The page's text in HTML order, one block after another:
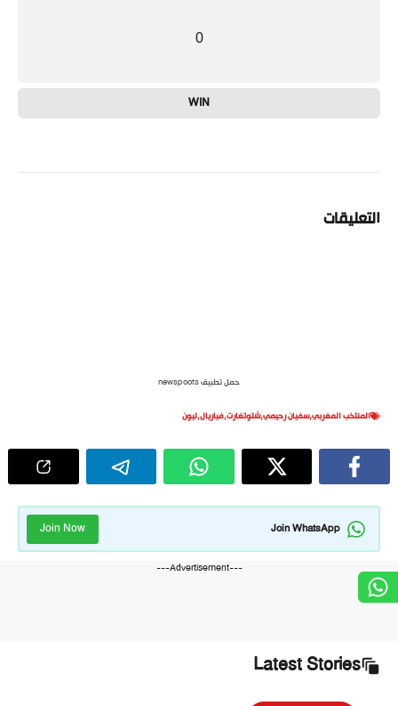
0
WIN
التعليقات
حمل تطبيق newspoots
المنتخب المغربي,سفيان رحيمي,شتوتغارت,فياريال,ليون
Join WhatsApp
Join Now
---Advertisement---
Latest Stories